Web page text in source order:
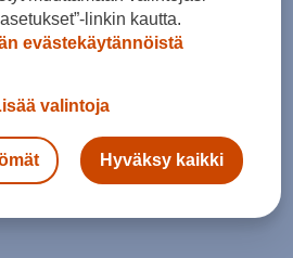
15,90 €
1 / 9
kengät
linkin kautta.
evästekäytännöistä
valintoja
Hyväksy kaikki